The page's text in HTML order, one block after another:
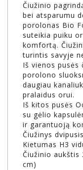
Čiužinio
bei atsparumu
porolonas Bio
suteikia puiku
komfortą.
turintis savyje
Iš vienos pusės
porolono
daugiau
pralaidus orui.
Iš kitos pusės
su gėlio
ir garantuoją
Čiužinys dvipusis
Kietumas H3
Čiužinio aukštis
cm)